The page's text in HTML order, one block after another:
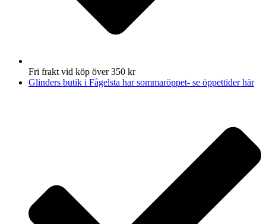
Fri frakt vid köp över 350 kr
Glinders butik i Fågelsta har sommaröppet- se öppettider här